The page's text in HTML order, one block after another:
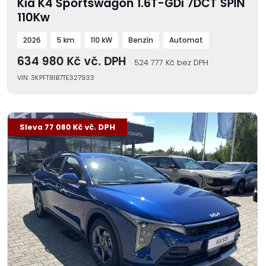
110Kw
2026 5 km 110 kW Benzín Automat
634 980 Kč vč. DPH 524 777 Kč bez DPH
VIN: 3KPFT81B7TE327933
-11 %
Sleva 77 080 Kč vč. DPH